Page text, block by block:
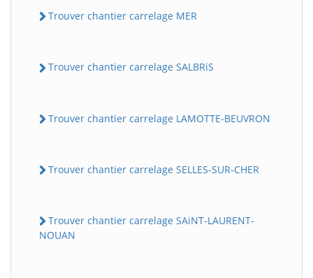
Trouver chantier carrelage MER
Trouver chantier carrelage SALBRiS
Trouver chantier carrelage LAMOTTE-BEUVRON
Trouver chantier carrelage SELLES-SUR-CHER
Trouver chantier carrelage SAiNT-LAURENT-
NOUAN